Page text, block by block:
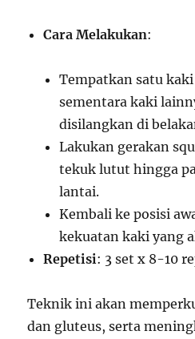
Cara Melakukan:
Tempatkan satu
sementara kaki
disilangkan di
Lakukan gerakan
tekuk lutut hingga
lantai.
Kembali ke posisi
kekuatan kaki yang
Repetisi: 3 set x 8-10
Teknik ini akan
dan gluteus, serta